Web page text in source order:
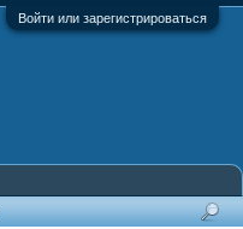
Войти или зарегистрироваться